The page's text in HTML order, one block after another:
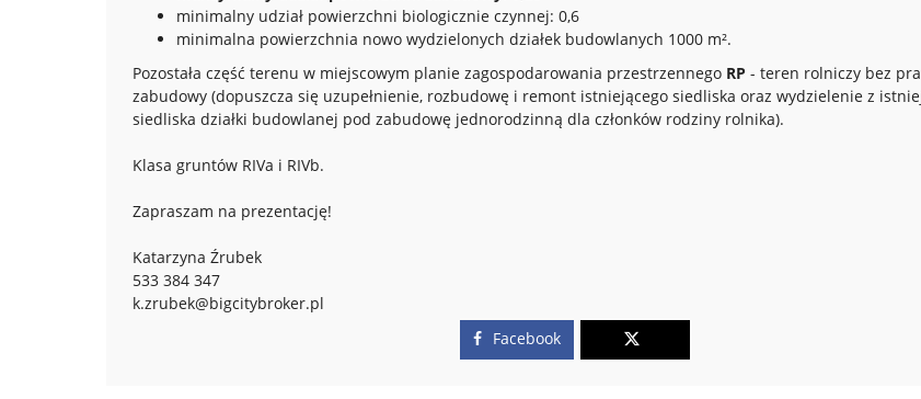
minimalny udział powierzchni biologicznie czynnej: 0,6
minimalna powierzchnia nowo wydzielonych działek budowlanych 1000 m².
Pozostała część terenu w miejscowym planie zagospodarowania przestrzennego RP - teren rolniczy bez
zabudowy (dopuszcza się uzupełnienie, rozbudowę i remont istniejącego siedliska oraz wydzielenie z
siedliska działki budowlanej pod zabudowę jednorodzinną dla członków rodziny rolnika).
Klasa gruntów RIVa i RIVb.
Zapraszam na prezentację!
Katarzyna Źrubek
533 384 347
k.zrubek@bigcitybroker.pl
Facebook